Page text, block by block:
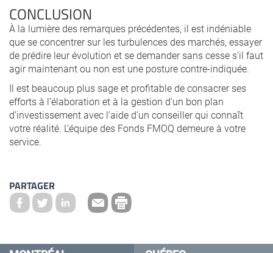
CONCLUSION
À la lumière des remarques précédentes, il est indéniable
que se concentrer sur les turbulences des marchés, essayer
de prédire leur évolution et se demander sans cesse s’il faut
agir maintenant ou non est une posture contre-indiquée.
Il est beaucoup plus sage et profitable de consacrer ses
efforts à l’élaboration et à la gestion d’un bon plan
d’investissement avec l’aide d’un conseiller qui connaît
votre réalité. L’équipe des Fonds FMOQ demeure à votre
service.
PARTAGER